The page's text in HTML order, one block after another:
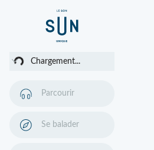
Chargement...
Parcourir
Se balader